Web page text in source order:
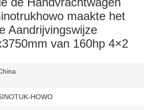
maakte het
Aandrijvingswijze
van 160hp 4×2
HOWO